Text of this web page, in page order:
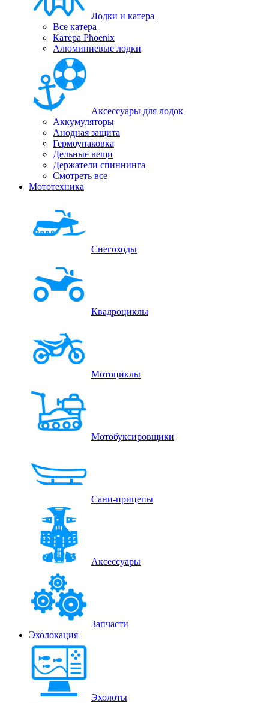
Лодки и катера
Все катера
Катера Phoenix
Алюминиевые лодки
Аксессуары для лодок
Аккумуляторы
Анодная защита
Гермоупаковка
Дельные вещи
Держатели спиннинга
Смотреть все
Мототехника
Снегоходы
Квадроциклы
Мотоциклы
Мотобуксировщики
Сани-прицепы
Аксессуары
Запчасти
Эхолокация
Эхолоты